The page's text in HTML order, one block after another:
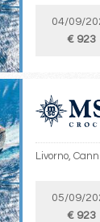
04/09/
€ 923
Livorno,
05/09/
€ 923